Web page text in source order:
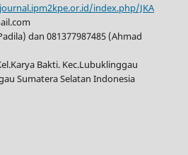
index.php/JKA
dan 081377987485 (Ahmad
Bakti. Kec.Lubuklinggau
Sumatera Selatan Indonesia